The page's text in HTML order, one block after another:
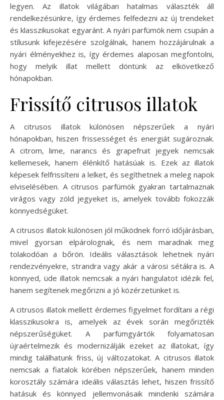
legyen. Az illatok világában hatalmas választék áll
rendelkezésünkre, így érdemes felfedezni az új trendeket
és klasszikusokat egyaránt. A nyári parfümök nem csupán a
stílusunk kifejezésére szolgálnak, hanem hozzájárulnak a
nyári élményekhez is, így érdemes alaposan megfontolni,
hogy melyik illat mellett döntünk az elkövetkező
hónapokban.
Frissítő citrusos illatok
A citrusos illatok különösen népszerűek a nyári
hónapokban, hiszen frissességet és energiát sugároznak.
A citrom, lime, narancs és grapefruit jegyek nemcsak
kellemesek, hanem élénkítő hatásúak is. Ezek az illatok
képesek felfrissíteni a lelket, és segíthetnek a meleg napok
elviselésében. A citrusos parfümök gyakran tartalmaznak
virágos vagy zöld jegyeket is, amelyek tovább fokozzák
könnyedségüket.
A citrusos illatok különösen jól működnek forró időjárásban,
mivel gyorsan elpárolognak, és nem maradnak meg
tolakodóan a bőrön. Ideális választások lehetnek nyári
rendezvényekre, strandra vagy akár a városi sétákra is. A
könnyed, üde illatok nemcsak a nyári hangulatot idézik fel,
hanem segítenek megőrizni a jó közérzetünket is.
A citrusos illatok mellett érdemes figyelmet fordítani a régi
klasszikusokra is, amelyek az évek során megőrizték
népszerűségüket. A parfümgyártók folyamatosan
újraértelmezik és modernizálják ezeket az illatokat, így
mindig találhatunk friss, új változatokat. A citrusos illatok
nemcsak a fiatalok körében népszerűek, hanem minden
korosztály számára ideális választás lehet, hiszen frissítő
hatásuk és könnyed jellemvonásaik mindenki számára